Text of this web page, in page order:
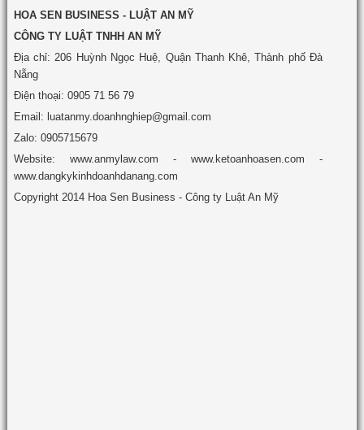
HOA SEN BUSINESS - LUẬT AN MỸ
CÔNG TY LUẬT TNHH AN MỸ
Địa chỉ: 206 Huỳnh Ngọc Huệ, Quận Thanh Khê, Thành phố Đà
Nẵng
Điện thoại: 0905 71 56 79
Email: luatanmy.doanhnghiep@gmail.com
Zalo: 0905715679
Website: www.anmylaw.com - www.ketoanhoasen.com -
www.dangkykinhdoanhdanang.com
Copyright 2014 Hoa Sen Business - Công ty Luật An Mỹ